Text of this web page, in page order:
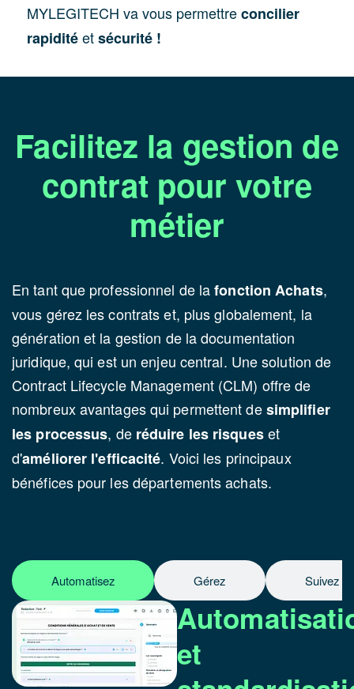
MYLEGITECH va vous permettreconcilier
rapiditéetsécurité !
Facilitez la gestion de
contrat pour votre
métier
En tant que professionnel de lafonction Achats,
vous gérez les contrats et, plus globalement, la
génération et la gestion de la documentation
juridique, qui est un enjeu central. Une solution de
Contract Lifecycle Management (CLM) offre de
nombreux avantages qui permettent desimplifier
les processus, de réduire les risqueset
d'améliorer l'efficacité. Voici les principaux
bénéfices pour les départements achats.
Automatisez Gérez Suivez
et